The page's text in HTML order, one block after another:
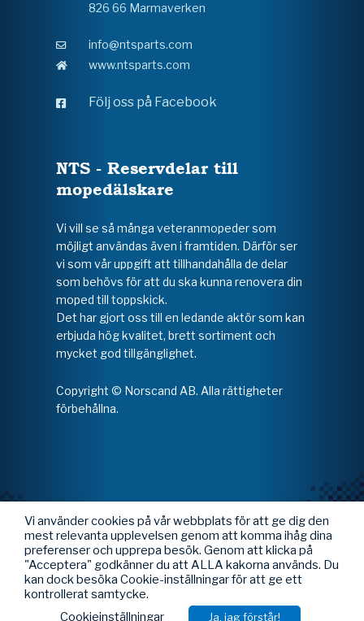
826 66 Marmaverken
info@ntsparts.com
www.ntsparts.com
Följ oss på Facebook
NTS - Reservdelar till
mopedälskare
Vi vill se så många veteranmopeder som
möjligt användas även i framtiden. Därför ser
vi som vår uppgift att tillhandahålla de delar
som behövs för att du ska kunna renovera din
moped till toppskick.
Det har gjort oss till en ledande aktör som kan
erbjuda hög kvalitet, brett sortiment och
mycket god tillgänglighet.
Copyright © Norscand AB. Alla rättigheter
förbehållna.
Vi använder cookies på vår webbplats för att ge dig den
mest relevanta upplevelsen genom att komma ihåg dina
preferenser och upprepa besök. Genom att klicka på
"Acceptera" godkänner du att ALLA kakorna används. Du
kan dock besöka Cookie-inställningar för att ge ett
kontrollerat samtycke.
Cookieinställningar
Ja, jag förstår!